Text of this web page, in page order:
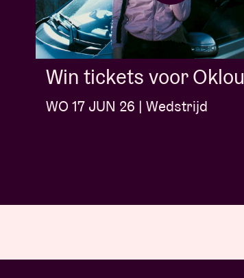
Win tickets voor Oklou
WO 17 JUN 26 | Wedstrijd